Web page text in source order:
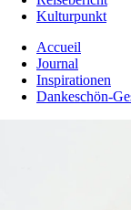
Kulturpunkt
Accueil
Journal
Inspirationen
Dankeschön-